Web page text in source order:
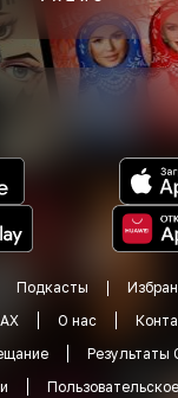
Подкасты
О нас
Результаты